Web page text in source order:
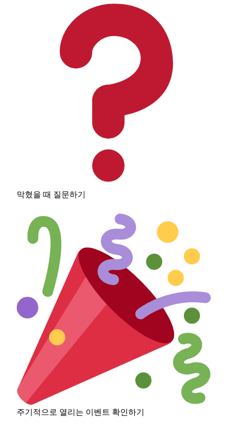
막혔을 때 질문하기
주기적으로 열리는 이벤트 확인하기